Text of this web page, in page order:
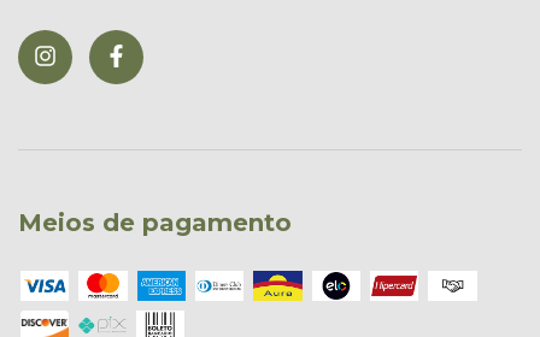
Meios de pagamento